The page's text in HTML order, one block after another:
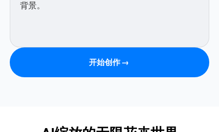
开始创作 →